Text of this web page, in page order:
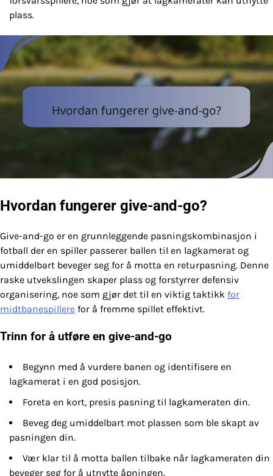
plass.
Hvordan fungerer give-and-go?
Give-and-go er en grunnleggende pasningskombinasjon i
fotball der en spiller passerer ballen til en lagkamerat og
umiddelbart beveger seg for å motta en returpasning. Denne
raske utvekslingen skaper plass og forstyrrer defensiv
organisering, noe som gjør det til en viktig taktikk for
midtbanespillere for å fremme spillet effektivt.
Trinn for å utføre en give-and-go
Begynn med å vurdere banen og identifisere en
lagkamerat i en god posisjon.
Foreta en kort, presis pasning til lagkameraten din.
Beveg deg umiddelbart mot plassen som ble skapt av
pasningen din.
Vær klar til å motta ballen tilbake når lagkameraten din
beveger seg for å utnytte åpningen.